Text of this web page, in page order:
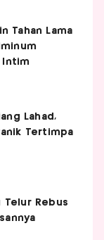
Tahan Lama
Intim
Lahad,
Tertimpa
Telur Rebus